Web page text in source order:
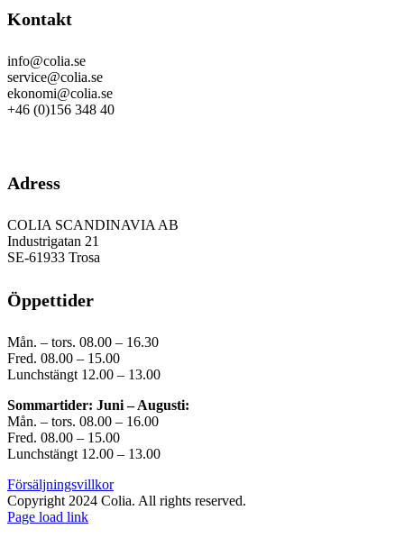
Kontakt
info@colia.se
service@colia.se
ekonomi@colia.se
+46 (0)156 348 40
Adress
COLIA SCANDINAVIA AB
Industrigatan 21
SE-61933 Trosa
Öppettider
Mån. – tors. 08.00 – 16.30
Fred. 08.00 – 15.00
Lunchstängt 12.00 – 13.00
Sommartider: Juni – Augusti:
Mån. – tors. 08.00 – 16.00
Fred. 08.00 – 15.00
Lunchstängt 12.00 – 13.00
Försäljningsvillkor
Copyright 2024 Colia. All rights reserved.
Page load link